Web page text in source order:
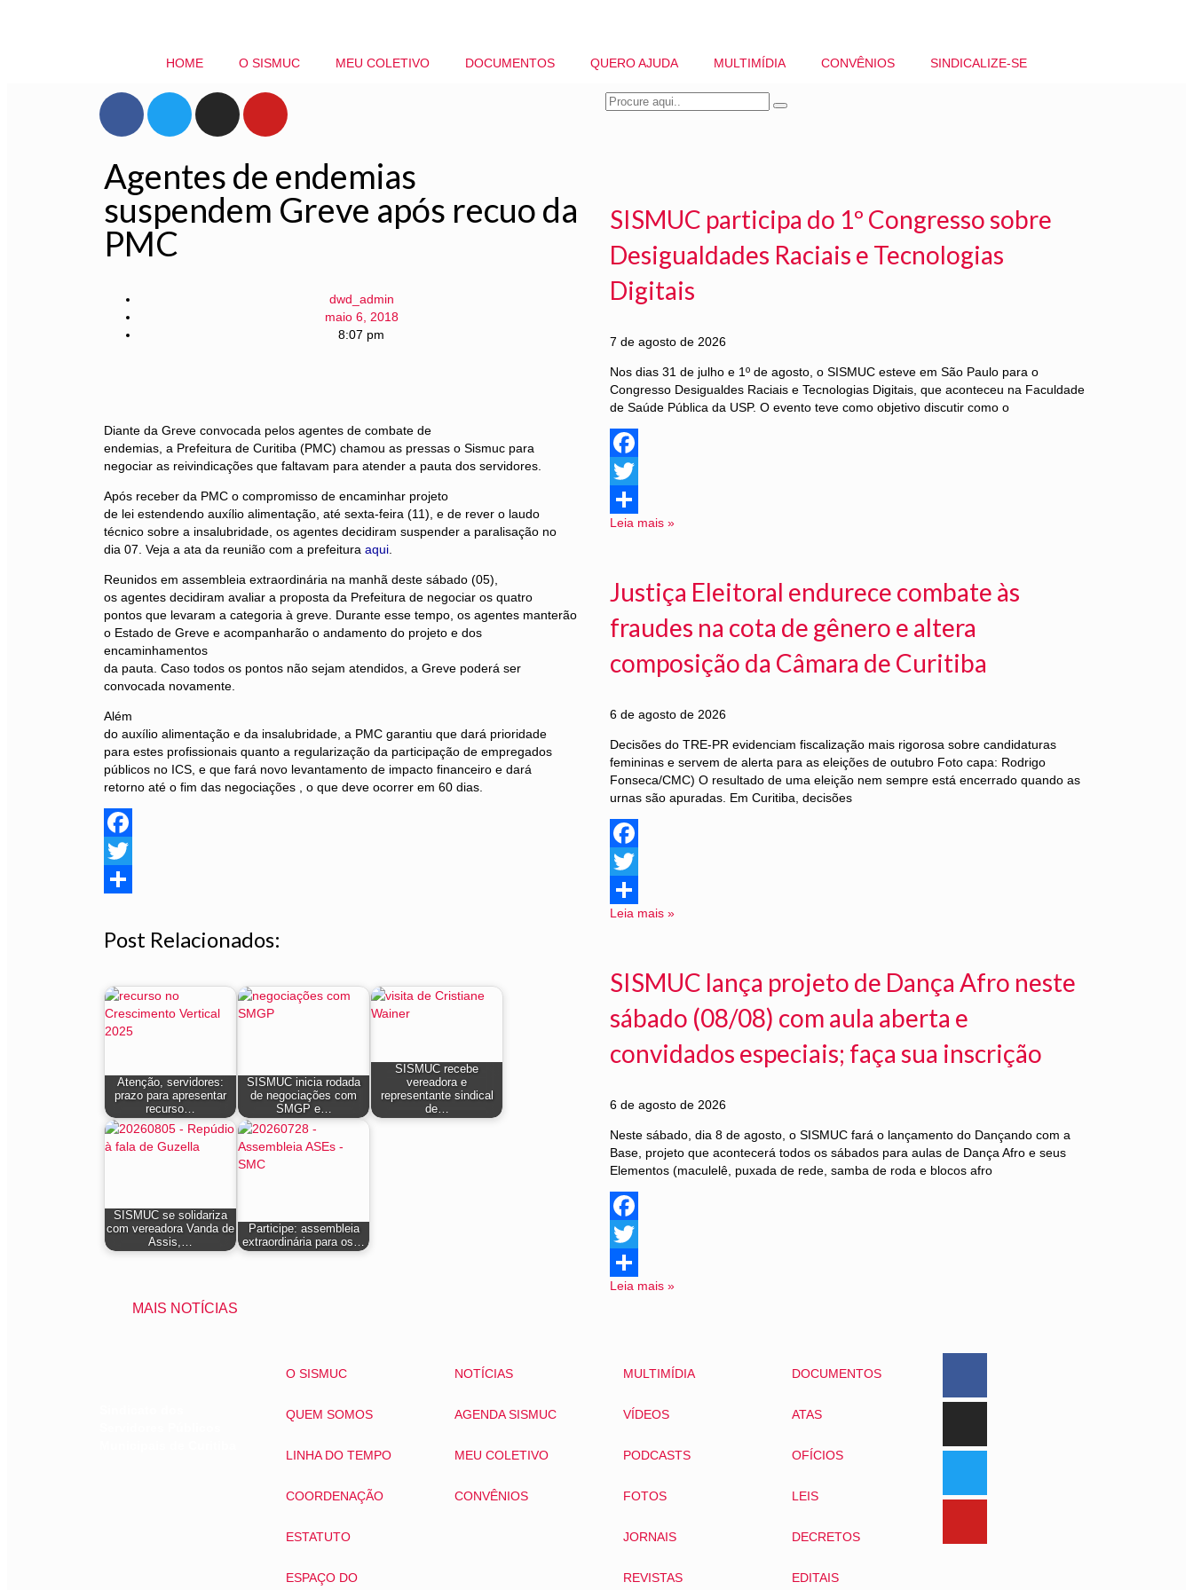
HOME O SISMUC MEU COLETIVO DOCUMENTOS QUERO AJUDA MULTIMÍDIA CONVÊNIOS SINDICALIZE-SE
Agentes de endemias
suspendem Greve após recuo da
PMC
dwd_admin
maio 6, 2018
8:07 pm
Diante da Greve convocada pelos agentes de combate de
endemias, a Prefeitura de Curitiba (PMC) chamou as pressas o Sismuc para
negociar as reivindicações que faltavam para atender a pauta dos servidores.
Após receber da PMC o compromisso de encaminhar projeto
de lei estendendo auxílio alimentação, até sexta-feira (11), e de rever o laudo
técnico sobre a insalubridade, os agentes decidiram suspender a paralisação no
dia 07. Veja a ata da reunião com a prefeitura aqui
Reunidos em assembleia extraordinária na manhã deste sábado (05),
os agentes decidiram avaliar a proposta da Prefeitura de negociar os quatro
pontos que levaram a categoria à greve. Durante esse tempo, os agentes manterão
o Estado de Greve e acompanharão o andamento do projeto e dos
encaminhamentos
da pauta. Caso todos os pontos não sejam atendidos, a Greve poderá ser
convocada novamente.
Além
do auxílio alimentação e da insalubridade, a PMC garantiu que dará prioridade
para estes profissionais quanto a regularização da participação de empregados
públicos no ICS, e que fará novo levantamento de impacto financeiro e dará
retorno até o fim das negociações , o que deve ocorrer em 60 dias.
Facebook
Twitter
Post Relacionados:
Atenção, servidores:
prazo para apresentar
recurso…
SISMUC inicia rodada
de negociações com
SMGP e…
SISMUC recebe
vereadora e
representante sindical
de…
SISMUC se solidariza
com vereadora Vanda de
Assis,…
Participe: assembleia
extraordinária para os…
MAIS NOTÍCIAS
SISMUC participa do 1º Congresso sobre
Desigualdades Raciais e Tecnologias
Digitais
7 de agosto de 2026
Nos dias 31 de julho e 1º de agosto, o SISMUC esteve em São Paulo para o
Congresso Desigualdes Raciais e Tecnologias Digitais, que aconteceu na Faculdade
de Saúde Pública da USP. O evento teve como objetivo discutir como o
Facebook
Twitter
Share
Leia mais »
Justiça Eleitoral endurece combate às
fraudes na cota de gênero e altera
composição da Câmara de Curitiba
6 de agosto de 2026
Decisões do TRE-PR evidenciam fiscalização mais rigorosa sobre candidaturas
femininas e servem de alerta para as eleições de outubro Foto capa: Rodrigo
Fonseca/CMC) O resultado de uma eleição nem sempre está encerrado quando as
urnas são apuradas. Em Curitiba, decisões
Facebook
Twitter
Share
Leia mais »
SISMUC lança projeto de Dança Afro neste
sábado (08/08) com aula aberta e
convidados especiais; faça sua inscrição
6 de agosto de 2026
Neste sábado, dia 8 de agosto, o SISMUC fará o lançamento do Dançando com a
Base, projeto que acontecerá todos os sábados para aulas de Dança Afro e seus
Elementos (maculelê, puxada de rede, samba de roda e blocos afro
Facebook
Twitter
Share
Leia mais »
O SISMUC
QUEM SOMOS
LINHA DO TEMPO
COORDENAÇÃO
ESTATUTO
ESPAÇO DO
NOTÍCIAS
AGENDA SISMUC
MEU COLETIVO
CONVÊNIOS
MULTIMÍDIA
VÍDEOS
PODCASTS
FOTOS
JORNAIS
REVISTAS
DOCUMENTOS
ATAS
OFÍCIOS
LEIS
DECRETOS
EDITAIS